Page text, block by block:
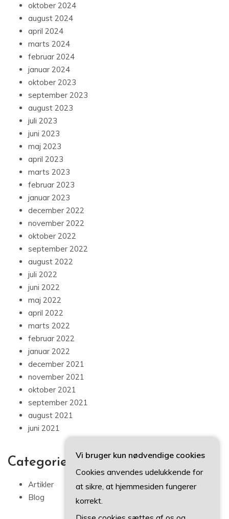
oktober 2024
august 2024
april 2024
marts 2024
februar 2024
januar 2024
oktober 2023
september 2023
august 2023
juli 2023
juni 2023
maj 2023
april 2023
marts 2023
februar 2023
januar 2023
december 2022
november 2022
oktober 2022
september 2022
august 2022
juli 2022
juni 2022
maj 2022
april 2022
marts 2022
februar 2022
januar 2022
december 2021
november 2021
oktober 2021
september 2021
august 2021
juni 2021
Categories
Artikler
Blog
Vi bruger kun nødvendige cookies
Cookies anvendes udelukkende for
at sikre, at hjemmesiden fungerer
korrekt.